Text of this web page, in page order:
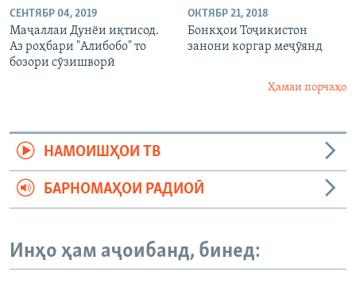
СЕНТЯБР 04, 2019
Маҷаллаи Дунёи иқтисод.
Аз роҳбари "Алибобо" то
бозори сӯзишворӣ
ОКТЯБР 21, 2018
Бонкҳои Тоҷикистон
занони коргар меҷӯянд
Ҳамаи порчаҳо
НАМОИШҲОИ ТВ
БАРНОМАҲОИ РАДИОӢ
Инҳо ҳам аҷоибанд, бинед: